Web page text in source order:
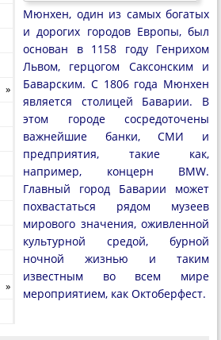
Мюнхен, один из самых богатых
и дорогих городов Европы, был
основан в 1158 году Генрихом
Львом, герцогом Саксонским и
Баварским. С 1806 года Мюнхен
является столицей Баварии. В
этом городе сосредоточены
важнейшие банки, СМИ и
предприятия, такие как,
например, концерн BMW.
Главный город Баварии может
похвастаться рядом музеев
мирового значения, оживленной
культурной средой, бурной
ночной жизнью и таким
известным во всем мире
мероприятием, как Октоберфест.